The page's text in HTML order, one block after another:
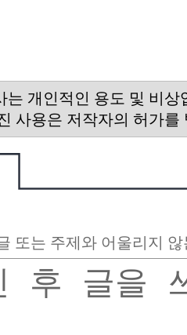
는 개인적인 용도 및 비
사용은 저작자의 허가를